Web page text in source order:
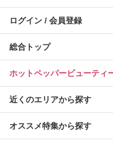
ログイン / 会員登録
総合トップ
ホットペッパービューテ
近くのエリアから探す
オススメ特集から探す